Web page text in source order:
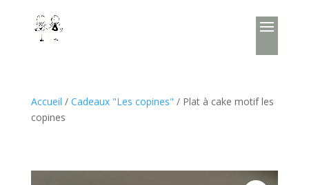
Accueil / Cadeaux "Les copines" / Plat à cake motif les
copines